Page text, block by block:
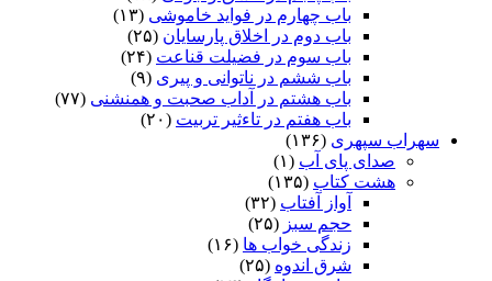
باب چهارم در فواید خاموشى (۱۳)
باب دوم در اخلاق پارسایان (۲۵)
باب سوم در فضیلت قناعت (۲۴)
باب ششم در ناتوانى و پیرى (۹)
باب هشتم در آداب صحبت و همنشنى (۷۷)
باب هفتم در تاءثیر تربیت (۲۰)
سهراب سپهری (۱۳۶)
صدای پای آب (۱)
هشت کتاب (۱۳۵)
آواز آفتاب (۳۲)
حجم سبز (۲۵)
زندگی خواب ها (۱۶)
شرق اندوه (۲۵)